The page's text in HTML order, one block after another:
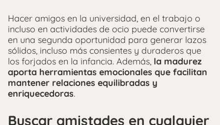
Hacer amigos en la universidad, en el trabajo o
incluso en actividades de ocio puede convertirse
en una segunda oportunidad para generar lazos
sólidos, incluso más consientes y duraderos que
los forjados en la infancia. Además, la madurez
aporta herramientas emocionales que facilitan
mantener relaciones equilibradas y
enriquecedoras.
Buscar amistades en cualquier